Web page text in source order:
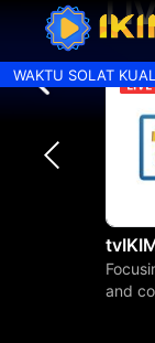
WAKTU SOLAT
and